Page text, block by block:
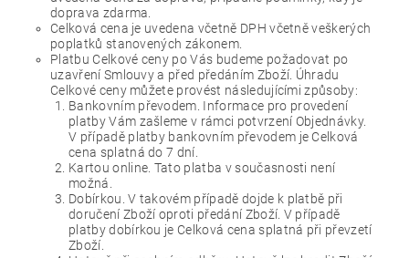
doprava zdarma.
Celková cena je uvedena včetně DPH včetně veškerých
poplatků stanovených zákonem.
Platbu Celkové ceny po Vás budeme požadovat po
uzavření Smlouvy a před předáním Zboží. Úhradu
Celkové ceny můžete provést následujícími způsoby:
Bankovním převodem. Informace pro provedení
platby Vám zašleme v rámci potvrzení Objednávky.
V případě platby bankovním převodem je Celková
cena splatná do 7 dní.
Kartou online. Tato platba v současnosti není
možná.
Dobírkou. V takovém případě dojde k platbě při
doručení Zboží oproti předání Zboží. V případě
platby dobírkou je Celková cena splatná při převzetí
Zboží.